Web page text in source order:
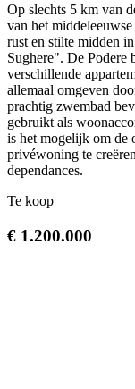
Op slechts 5 km van
van het
rust en stilte midden
Sughere". De Podere
verschillende
allemaal omgeven
prachtig zwembad
gebruikt als
is het mogelijk om de
privéwoning te
dependances.
Te koop
€ 1.200.000